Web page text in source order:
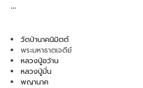
…
วัดป่านาคนิมิตต์
พระมหาธาตเจดีย์
หลวงปู่อว้าน
หลวงปู่มั่น
พญานาค